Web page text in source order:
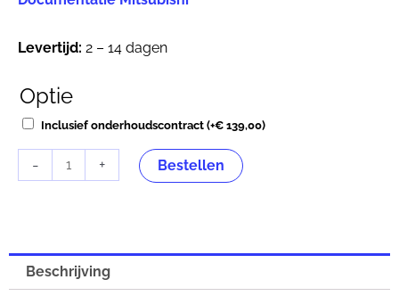
Levertijd: 2 – 14 dagen
Optie
Inclusief onderhoudscontract (+€ 139,00)
-
Mitsubishi
Cassette
split
14,0
kW
+ Bestellen
Beschrijving